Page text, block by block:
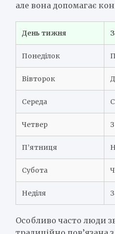
але вона допомагає
День тижня
Понеділок
Вівторок
Середа
Четвер
П’ятниця
Субота
Неділя
Особливо часто люди